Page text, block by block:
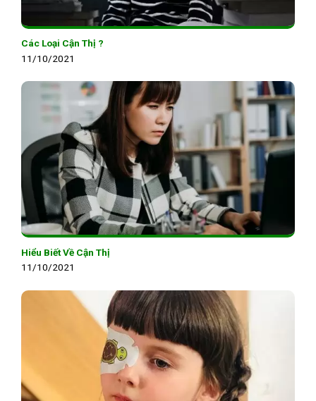
Các Loại Cận Thị ?
11/10/2021
Hiểu Biết Về Cận Thị
11/10/2021